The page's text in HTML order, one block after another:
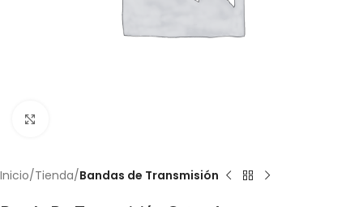
Inicio Tienda Bandas de Transmisión